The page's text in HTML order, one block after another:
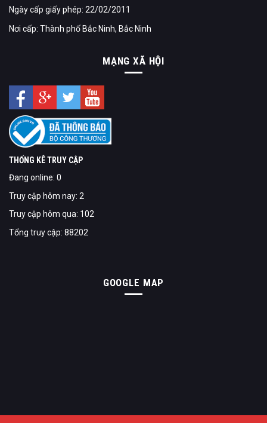
Ngày cấp giấy phép: 22/02/2011
Nơi cấp: Thành phố Bắc Ninh, Bắc Ninh
MẠNG XÃ HỘI
THỐNG KÊ TRUY CẬP
Đang online: 0
Truy cập hôm nay: 2
Truy cập hôm qua: 102
Tổng truy cập: 88202
GOOGLE MAP